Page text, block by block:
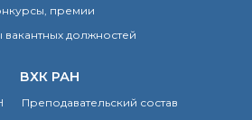
премии
вакантных должностей
ВХК РАН
Преподавательский состав